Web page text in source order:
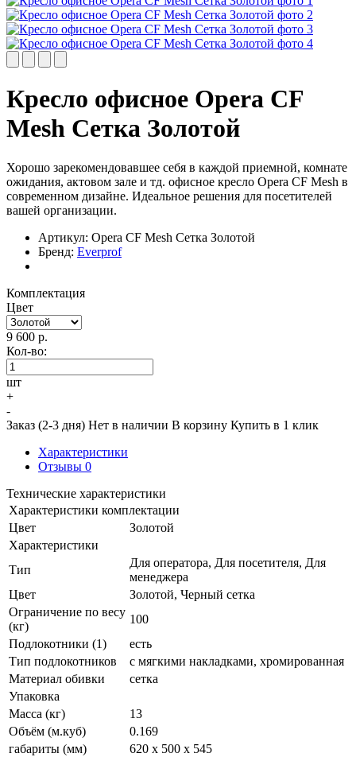
Кресло офисное Opera CF
Mesh Сетка Золотой
Хорошо зарекомендовавшее себя в каждой приемной, комнате
ожидания, актовом зале и тд. офисное кресло Opera CF Mesh в
современном дизайне. Идеальное решения для посетителей
вашей организации.
Артикул: Opera CF Mesh Сетка Золотой
Бренд: Everprof
Комплектация
Цвет
9 600 р.
Кол-во:
шт
+
-
Заказ (2-3 дня) Нет в наличии В корзину Купить в 1 клик
Характеристики
Отзывы 0
Технические характеристики
Характеристики комплектации
Цвет
Золотой
Характеристики
Тип
Для оператора, Для посетителя, Для
менеджера
Цвет
Золотой, Черный сетка
Ограничение по весу
(кг)
100
Подлокотники (1)
есть
Тип подлокотников
с мягкими накладками, хромированная
Материал обивки
сетка
Упаковка
Масса (кг)
13
Объём (м.куб)
0.169
габариты (мм)
620 х 500 х 545